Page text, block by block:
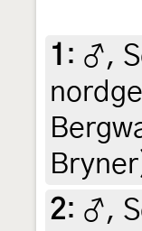
1 : ♂,
2: ♂,